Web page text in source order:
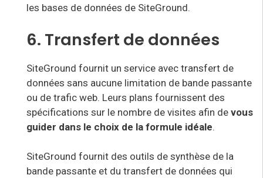
les bases de données de SiteGround.
6. Transfert de données
SiteGround fournit un service avec transfert de
données sans aucune limitation de bande passante
ou de trafic web. Leurs plans fournissent des
spécifications sur le nombre de visites afin de vous
guider dans le choix de la formule idéale.
SiteGround fournit des outils de synthèse de la
bande passante et du transfert de données qui